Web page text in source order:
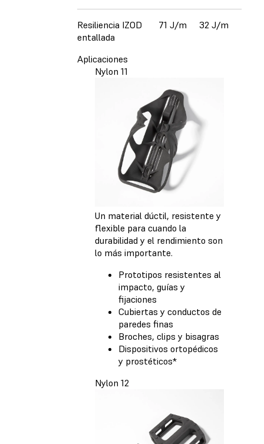
Resiliencia IZOD
entallada
71 J/m 32 J/m
Aplicaciones
Nylon 11
Un material dúctil, resistente y
flexible para cuando la
durabilidad y el rendimiento son
lo más importante.
Prototipos resistentes al
impacto, guías y
fijaciones
Cubiertas y conductos de
paredes finas
Broches, clips y bisagras
Dispositivos ortopédicos
y prostéticos*
Nylon 12